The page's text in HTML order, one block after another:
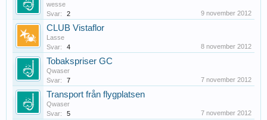
wesse
Svar:
2 9 november 2012
CLUB Vistaflor
Lasse
Svar:
4 8 november 2012
Tobakspriser GC
Qwaser
Svar:
7 7 november 2012
Transport från flygplatsen
Qwaser
Svar:
5 7 november 2012